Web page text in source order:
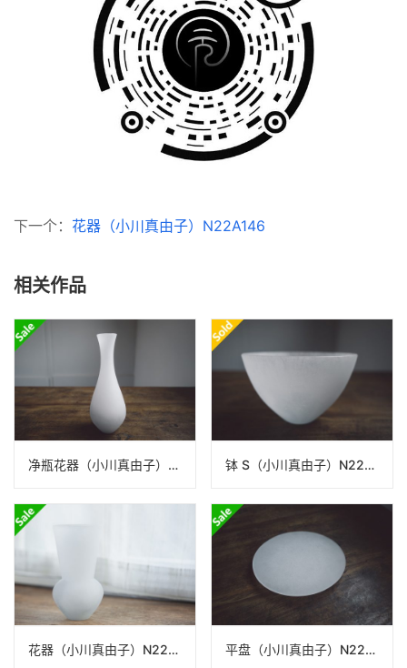
下一个： 花器（小川真由子）N22A146
相关作品
净瓶花器（小川真由子）N22A332 钵 S（小川真由子）N22A331
花器（小川真由子）N22A146 平盘（小川真由子）N22A326_0